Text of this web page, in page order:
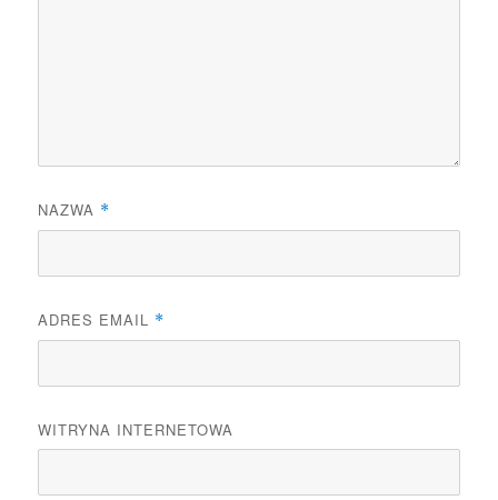
NAZWA *
ADRES EMAIL *
WITRYNA INTERNETOWA